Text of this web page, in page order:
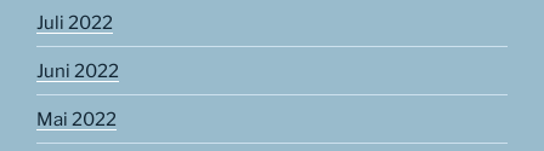
Juli 2022
Juni 2022
Mai 2022